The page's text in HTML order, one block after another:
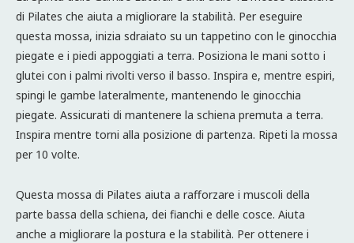
di Pilates che aiuta a migliorare la stabilità. Per eseguire
questa mossa, inizia sdraiato su un tappetino con le ginocchia
piegate e i piedi appoggiati a terra. Posiziona le mani sotto i
glutei con i palmi rivolti verso il basso. Inspira e, mentre espiri,
spingi le gambe lateralmente, mantenendo le ginocchia
piegate. Assicurati di mantenere la schiena premuta a terra.
Inspira mentre torni alla posizione di partenza. Ripeti la mossa
per 10 volte.
Questa mossa di Pilates aiuta a rafforzare i muscoli della
parte bassa della schiena, dei fianchi e delle cosce. Aiuta
anche a migliorare la postura e la stabilità. Per ottenere i